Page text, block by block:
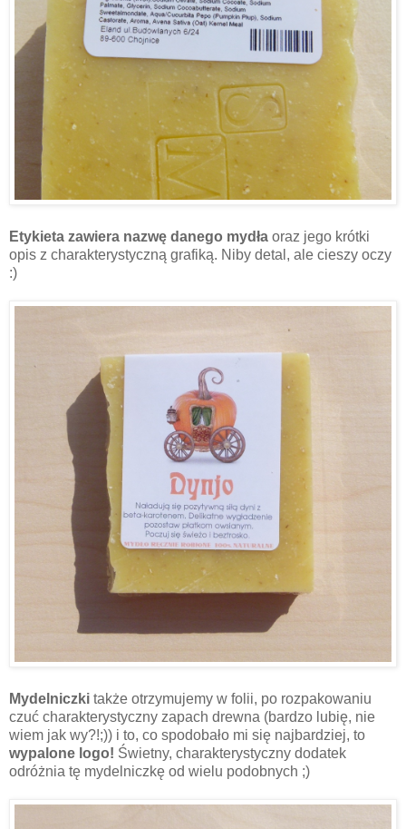
Etykieta zawiera nazwę danego mydła oraz jego krótki
opis z charakterystyczną grafiką. Niby detal, ale cieszy oczy
:)
Mydelniczki także otrzymujemy w folii, po rozpakowaniu
czuć charakterystyczny zapach drewna (bardzo lubię, nie
wiem jak wy?!;)) i to, co spodobało mi się najbardziej, to
wypalone logo! Świetny, charakterystyczny dodatek
odróżnia tę mydelniczkę od wielu podobnych ;)